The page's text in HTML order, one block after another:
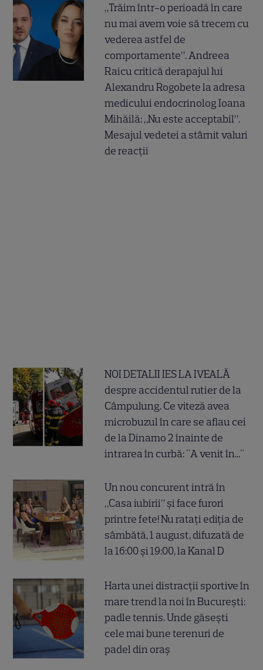
„Trăim într-o perioadă în care
nu mai avem voie să trecem cu
vederea astfel de
comportamente”. Andreea
Raicu critică derapajul lui
Alexandru Rogobete la adresa
medicului endocrinolog Ioana
Mihăilă: „Nu este acceptabil”.
Mesajul vedetei a stârnit valuri
de reacții
NOI DETALII IES LA IVEALĂ
despre accidentul rutier de la
Câmpulung. Ce viteză avea
microbuzul în care se aflau cei
de la Dinamo 2 înainte de
intrarea în curbă: "A venit în..."
Un nou concurent intră în
„Casa iubirii” și face furori
printre fete! Nu ratați ediția de
sâmbătă, 1 august, difuzată de
la 16:00 și 19:00, la Kanal D
Harta unei distracții sportive în
mare trend la noi în București:
padle tennis. Unde găsești
cele mai bune terenuri de
padel din oraș